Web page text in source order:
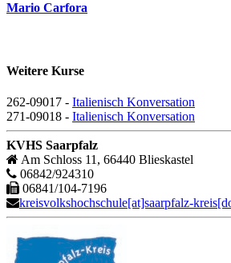
Mario Carfora
Weitere Kurse
262-09017 - Italienisch Konversation
271-09018 - Italienisch Konversation
KVHS Saarpfalz
Am Schloss 11, 66440 Blieskastel
06842/924310
06841/104-7196
kreisvolkshochschule[at]saarpfalz-